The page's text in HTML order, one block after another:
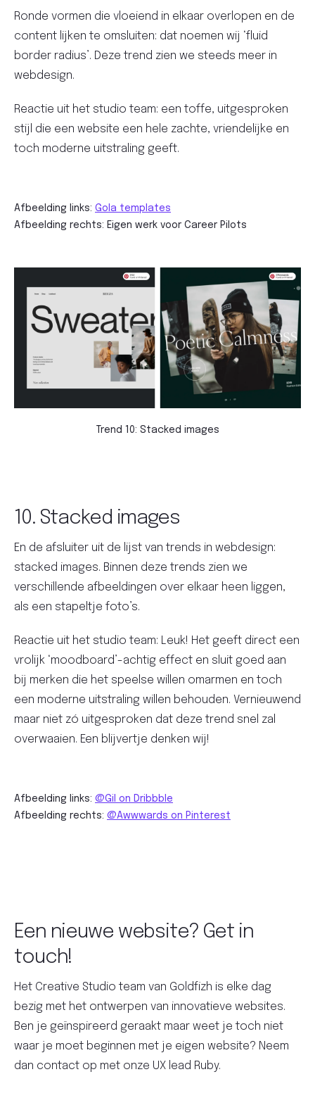
Ronde vormen die vloeiend in elkaar overlopen en de
content lijken te omsluiten: dat noemen wij ‘fluid
border radius’. Deze trend zien we steeds meer in
webdesign.
Reactie uit het studio team: een toffe, uitgesproken
stijl die een website een hele zachte, vriendelijke en
toch moderne uitstraling geeft.
Afbeelding links: Gola templates
Afbeelding rechts: Eigen werk voor Career Pilots
Trend 10: Stacked images
10. Stacked images
En de afsluiter uit de lijst van trends in webdesign:
stacked images. Binnen deze trends zien we
verschillende afbeeldingen over elkaar heen liggen,
als een stapeltje foto’s.
Reactie uit het studio team: Leuk! Het geeft direct een
vrolijk ‘moodboard’-achtig effect en sluit goed aan
bij merken die het speelse willen omarmen en toch
een moderne uitstraling willen behouden. Vernieuwend
maar niet zó uitgesproken dat deze trend snel zal
overwaaien. Een blijvertje denken wij!
Afbeelding links: @Gil on Dribbble
Afbeelding rechts: @Awwwards on Pinterest
Een nieuwe website? Get in
touch!
Het Creative Studio team van Goldfizh is elke dag
bezig met het ontwerpen van innovatieve websites.
Ben je geïnspireerd geraakt maar weet je toch niet
waar je moet beginnen met je eigen website? Neem
dan contact op met onze UX lead Ruby.